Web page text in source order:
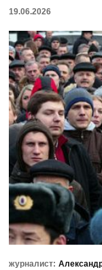
19.06.2026
журналист: